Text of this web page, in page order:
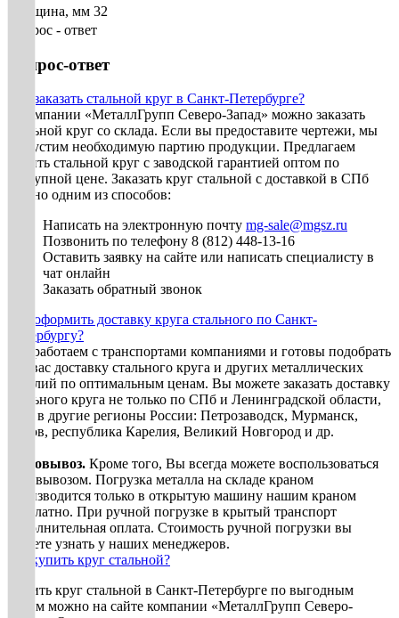
Толщина, мм 32
Вопрос - ответ
Вопрос-ответ
Как заказать стальной круг в Санкт-Петербурге?
В компании «МеталлГрупп Северо-Запад» можно заказать
стальной круг со склада. Если вы предоставите чертежи, мы
выпустим необходимую партию продукции. Предлагаем
купить стальной круг с заводской гарантией оптом по
доступной цене. Заказать круг стальной с доставкой в СПб
можно одним из способов:
Написать на электронную почту mg-sale@mgsz.ru
Позвонить по телефону 8 (812) 448-13-16
Оставить заявку на сайте или написать специалисту в
чат онлайн
Заказать обратный звонок
Как оформить доставку круга стального по Санкт-
Петербургу?
Мы работаем с транспортами компаниями и готовы подобрать
для вас доставку стального круга и других металлических
изделий по оптимальным ценам. Вы можете заказать доставку
стального круга не только по СПб и Ленинградской области,
но и в другие регионы России: Петрозаводск, Мурманск,
Псков, республика Карелия, Великий Новгород и др.
Самовывоз. Кроме того, Вы всегда можете воспользоваться
самовывозом. Погрузка металла на складе краном
производится только в открытую машину нашим краном
бесплатно. При ручной погрузке в крытый транспорт
дополнительная оплата. Стоимость ручной погрузки вы
можете узнать у наших менеджеров.
Где купить круг стальной?
Купить круг стальной в Санкт-Петербурге по выгодным
ценам можно на сайте компании «МеталлГрупп Северо-